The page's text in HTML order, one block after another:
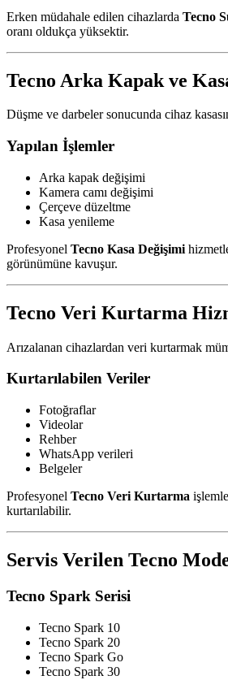
Erken müdahale edilen cihazlarda Tecno
oranı oldukça yüksektir.
Tecno Arka Kapak ve
Düşme ve darbeler sonucunda cihaz
Yapılan İşlemler
Arka kapak değişimi
Kamera camı değişimi
Çerçeve düzeltme
Kasa yenileme
Profesyonel Tecno Kasa Değişimi
görünümüne kavuşur.
Tecno Veri Kurtarma
Arızalanan cihazlardan veri kurtarmak
Kurtarılabilen Veriler
Fotoğraflar
Videolar
Rehber
WhatsApp verileri
Belgeler
Profesyonel Tecno Veri Kurtarma
kurtarılabilir.
Servis Verilen Tecno
Tecno Spark Serisi
Tecno Spark 10
Tecno Spark 20
Tecno Spark Go
Tecno Spark 30